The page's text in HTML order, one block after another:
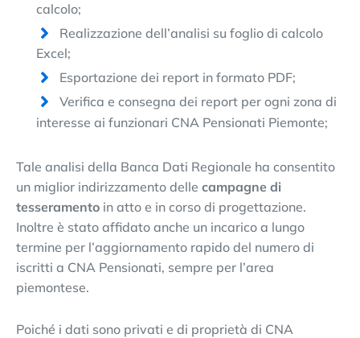
calcolo;
Realizzazione dell’analisi su foglio di calcolo
Excel;
Esportazione dei report in formato PDF;
Verifica e consegna dei report per ogni zona di
interesse ai funzionari CNA Pensionati Piemonte;
Tale analisi della Banca Dati Regionale ha consentito
un miglior indirizzamento delle campagne di
tesseramento in atto e in corso di progettazione.
Inoltre è stato affidato anche un incarico a lungo
termine per l’aggiornamento rapido del numero di
iscritti a CNA Pensionati, sempre per l’area
piemontese.
Poiché i dati sono privati e di proprietà di CNA